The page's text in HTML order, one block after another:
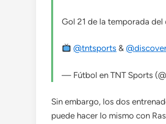
Gol 21 de la temporada
@tntsports &
— Fútbol en TNT Sports
Sin embargo, los dos
puede hacer lo mismo con